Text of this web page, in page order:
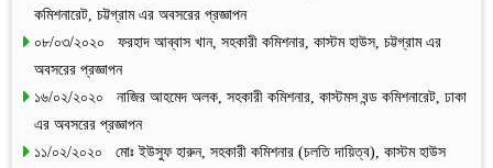
কমিশনারেট, চট্টগ্রাম এর অবসরের প্রজ্ঞাপন
০৮/০৩/২০২০ ফরহাদ আব্বাস খান, সহকারী কমিশনার, কাস্টম হাউস, চট্টগ্রাম এর
অবসরের প্রজ্ঞাপন
১৬/০২/২০২০ নাজির আহমেদ অলক, সহকারী কমিশনার, কাস্টমস বন্ড কমিশনারেট, ঢাকা
এর অবসরের প্রজ্ঞাপন
১১/০২/২০২০ মোঃ ইউসুফ হারুন, সহকারী কমিশনার (চলতি দায়িত্ব), কাস্টম হাউস